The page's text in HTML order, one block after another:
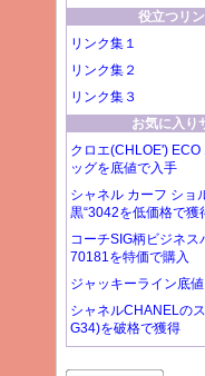
役立つリ
リンク集１
リンク集２
リンク集３
お気に入り
クロエ(CHLOE') ECO
ッグを底値で入手
シャネル カーフ ショ
黒“3042を低価格で獲
コーチSIG柄ビジネス
70181を特価で購入
ジャッキーライン底値
シャネルCHANELの
G34)を破格で獲得